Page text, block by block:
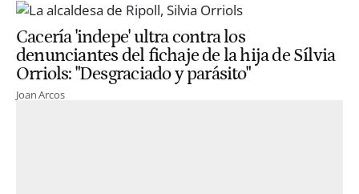
Cacería 'indepe' ultra contra los
denunciantes del fichaje de la hija de Sílvia
Orriols: "Desgraciado y parásito"
Joan Arcos